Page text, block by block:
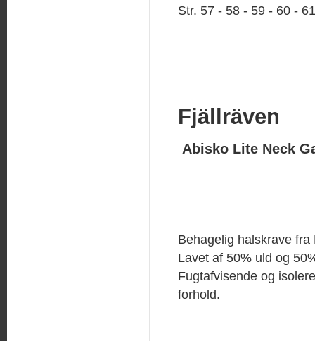
Str. 57 - 58 - 59 - 60 - 61
Fjällräven
Abisko Lite Neck
Behagelig halskrave fra
Lavet af 50% uld og
Fugtafvisende og
forhold.